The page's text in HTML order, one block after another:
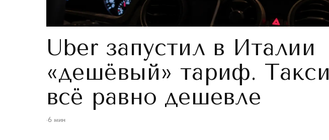
Uber запустил в Италии
«дешёвый» тариф. Такси
всё равно дешевле
·6 мин